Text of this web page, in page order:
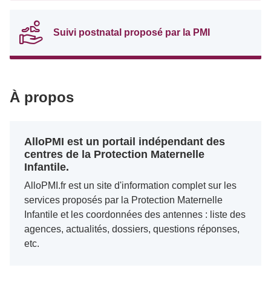
Suivi postnatal proposé par la PMI
À propos
AlloPMI est un portail indépendant des
centres de la Protection Maternelle
Infantile.
AlloPMI.fr est un site d'information complet sur les
services proposés par la Protection Maternelle
Infantile et les coordonnées des antennes : liste des
agences, actualités, dossiers, questions réponses,
etc.